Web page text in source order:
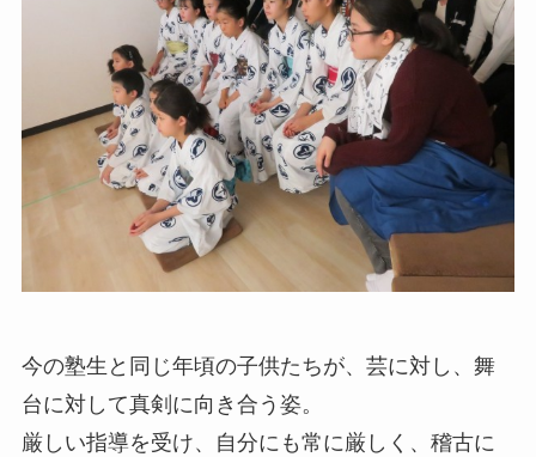
今の塾生と同じ年頃の子供たちが、芸に対し、舞
台に対して真剣に向き合う姿。
厳しい指導を受け、自分にも常に厳しく、稽古に